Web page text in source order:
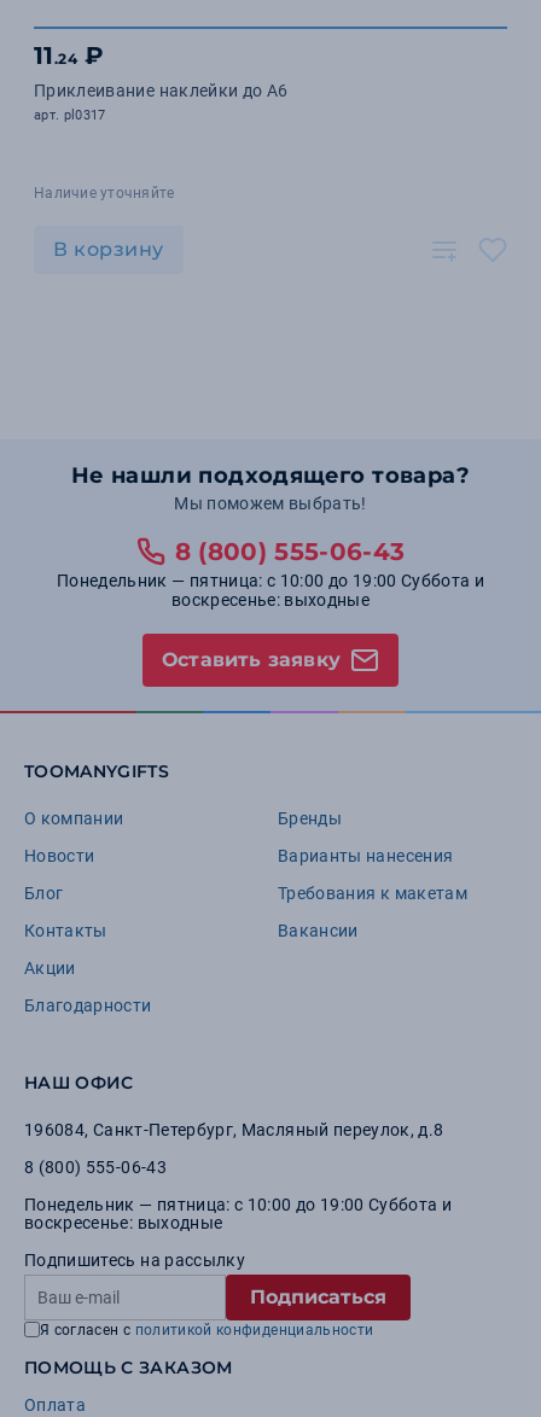
11.24₽
Приклеивание наклейки до А6
арт. pl0317
Наличие уточняйте
В корзину
Не нашли подходящего товара?
Мы поможем выбрать!
8 (800) 555-06-43
Понедельник — пятница: с 10:00 до 19:00 Суббота и
воскресенье: выходные
Оставить заявку
TOOMANYGIFTS
О компании
Новости
Блог
Контакты
Акции
Благодарности
Бренды
Варианты нанесения
Требования к макетам
Вакансии
НАШ ОФИС
196084, Санкт-Петербург, Масляный переулок, д.8
8 (800) 555-06-43
Понедельник — пятница: с 10:00 до 19:00 Суббота и
воскресенье: выходные
Подпишитесь на рассылку
Подписаться
Я согласен с политикой конфиденциальности
ПОМОЩЬ С ЗАКАЗОМ
Оплата